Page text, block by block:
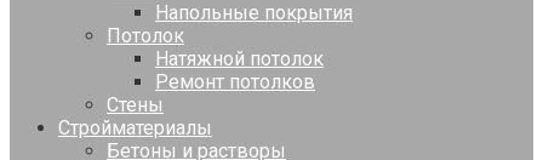
Напольные покрытия
Потолок
Натяжной потолок
Ремонт потолков
Стены
Стройматериалы
Бетоны и растворы